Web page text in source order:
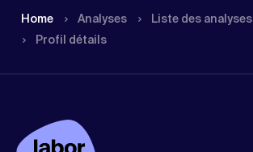
Home Analyses
Liste des analyses
Profil détails